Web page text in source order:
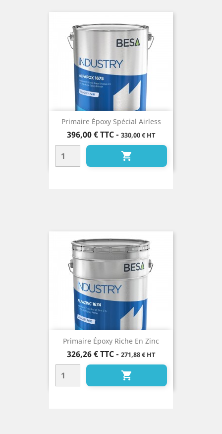
Primaire Époxy Spécial Airless
Prix
396,00 € TTC- 330,00 € HT

Primaire Époxy Riche En Zinc
Prix
326,26 € TTC- 271,88 € HT
